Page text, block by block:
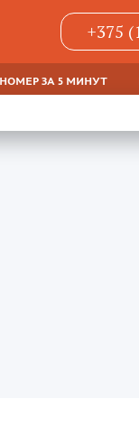
+375
НОМЕР ЗА 5 МИНУТ